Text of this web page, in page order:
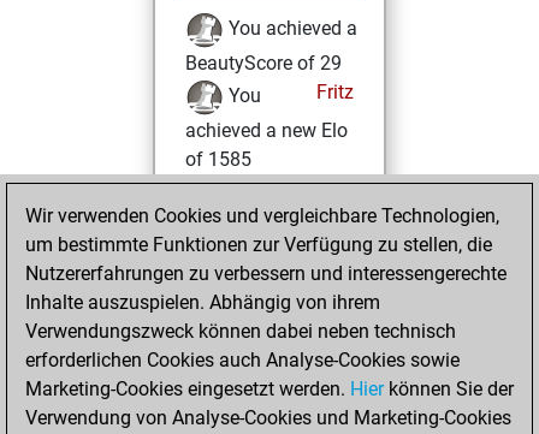
You achieved a
BeautyScore of 29
Fritz
You
achieved a new Elo
of 1585
Donnerstag,
Februar 16, 2023
against Fritz
Fritz
Dienstag,
November 22,
2022
Wir verwenden Cookies und vergleichbare Technologien,
um bestimmte Funktionen zur Verfügung zu stellen, die
Nutzererfahrungen zu verbessern und interessengerechte
Inhalte auszuspielen. Abhängig von ihrem
Verwendungszweck können dabei neben technisch
erforderlichen Cookies auch Analyse-Cookies sowie
Marketing-Cookies eingesetzt werden. Hierkönnen Sie der
Verwendung von Analyse-Cookies und Marketing-Cookies